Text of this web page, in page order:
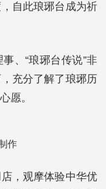
自此琅琊台成为祈
、“琅琊台传说”非
充分了解了琅琊历
愿。
作
，观摩体验中华优